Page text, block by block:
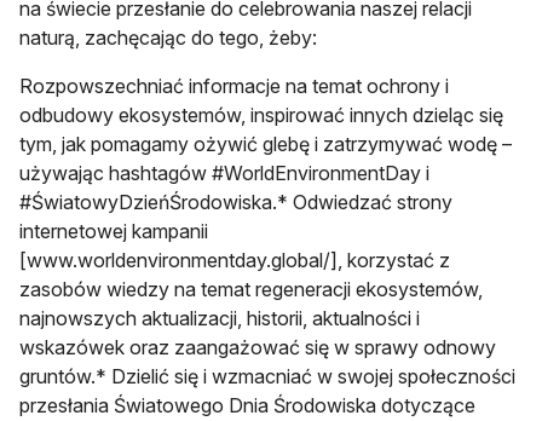
na świecie przesłanie do celebrowania naszej relacji
naturą, zachęcając do tego, żeby:
Rozpowszechniać informacje na temat ochrony i
odbudowy ekosystemów, inspirować innych dzieląc się
tym, jak pomagamy ożywić glebę i zatrzymywać wodę –
używając hashtagów #WorldEnvironmentDay i
#ŚwiatowyDzieńŚrodowiska.* Odwiedzać strony
internetowej kampanii
[www.worldenvironmentday.global/], korzystać z
zasobów wiedzy na temat regeneracji ekosystemów,
najnowszych aktualizacji, historii, aktualności i
wskazówek oraz zaangażować się w sprawy odnowy
gruntów.* Dzielić się i wzmacniać w swojej społeczności
przesłania Światowego Dnia Środowiska dotyczące